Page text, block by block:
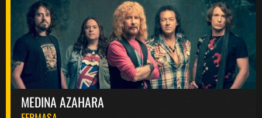
MEDINA AZAHARA